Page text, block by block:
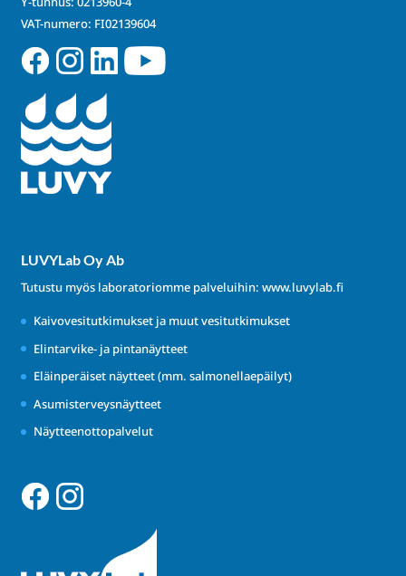
VAT-numero: FI02139604
LUVYLab Oy Ab
Tutustu myös laboratoriomme palveluihin: www.luvylab.fi
Kaivovesitutkimukset ja muut vesitutkimukset
Elintarvike- ja pintanäytteet
Eläinperäiset näytteet (mm. salmonellaepäilyt)
Asumisterveysnäytteet
Näytteenottopalvelut